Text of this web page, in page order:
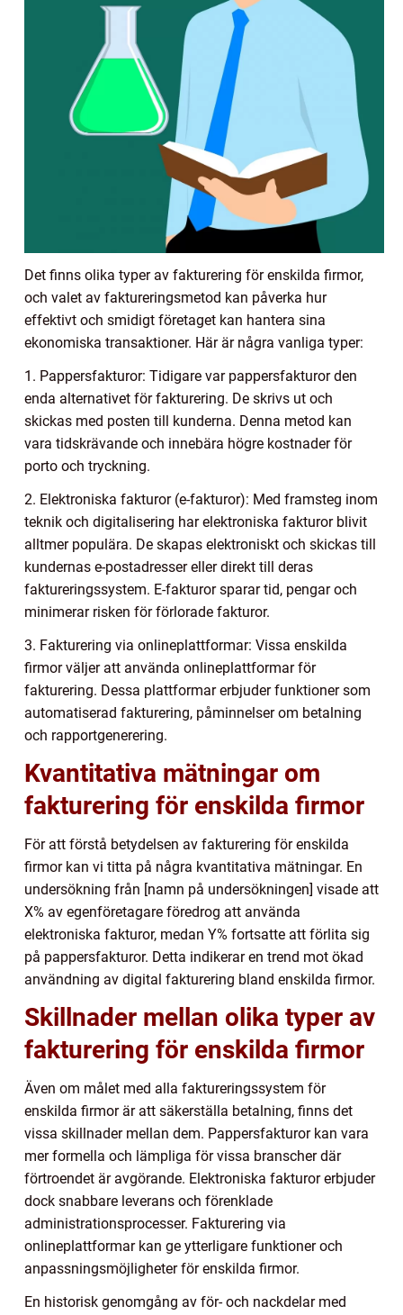
Det finns olika typer av fakturering för enskilda firmor,
och valet av faktureringsmetod kan påverka hur
effektivt och smidigt företaget kan hantera sina
ekonomiska transaktioner. Här är några vanliga typer:
1. Pappersfakturor: Tidigare var pappersfakturor den
enda alternativet för fakturering. De skrivs ut och
skickas med posten till kunderna. Denna metod kan
vara tidskrävande och innebära högre kostnader för
porto och tryckning.
2. Elektroniska fakturor (e-fakturor): Med framsteg inom
teknik och digitalisering har elektroniska fakturor blivit
alltmer populära. De skapas elektroniskt och skickas till
kundernas e-postadresser eller direkt till deras
faktureringssystem. E-fakturor sparar tid, pengar och
minimerar risken för förlorade fakturor.
3. Fakturering via onlineplattformar: Vissa enskilda
firmor väljer att använda onlineplattformar för
fakturering. Dessa plattformar erbjuder funktioner som
automatiserad fakturering, påminnelser om betalning
och rapportgenerering.
Kvantitativa mätningar om
fakturering för enskilda firmor
För att förstå betydelsen av fakturering för enskilda
firmor kan vi titta på några kvantitativa mätningar. En
undersökning från [namn på undersökningen] visade att
X% av egenföretagare föredrog att använda
elektroniska fakturor, medan Y% fortsatte att förlita sig
på pappersfakturor. Detta indikerar en trend mot ökad
användning av digital fakturering bland enskilda firmor.
Skillnader mellan olika typer av
fakturering för enskilda firmor
Även om målet med alla faktureringssystem för
enskilda firmor är att säkerställa betalning, finns det
vissa skillnader mellan dem. Pappersfakturor kan vara
mer formella och lämpliga för vissa branscher där
förtroendet är avgörande. Elektroniska fakturor erbjuder
dock snabbare leverans och förenklade
administrationsprocesser. Fakturering via
onlineplattformar kan ge ytterligare funktioner och
anpassningsmöjligheter för enskilda firmor.
En historisk genomgång av för- och nackdelar med